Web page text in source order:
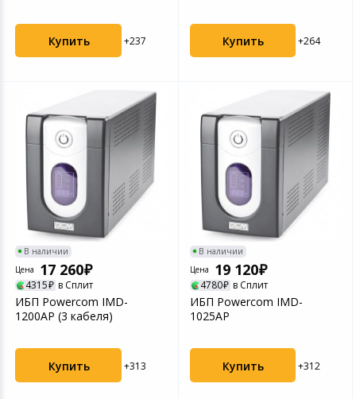
Купить +237 Купить +264
В наличии
Цена
17 260
4315 в Сплит
ИБП Powercom IMD-
1200AP (3 кабеля)
Купить +313
В наличии
Цена
19 120
4780 в Сплит
ИБП Powercom IMD-
1025AP
Купить +312